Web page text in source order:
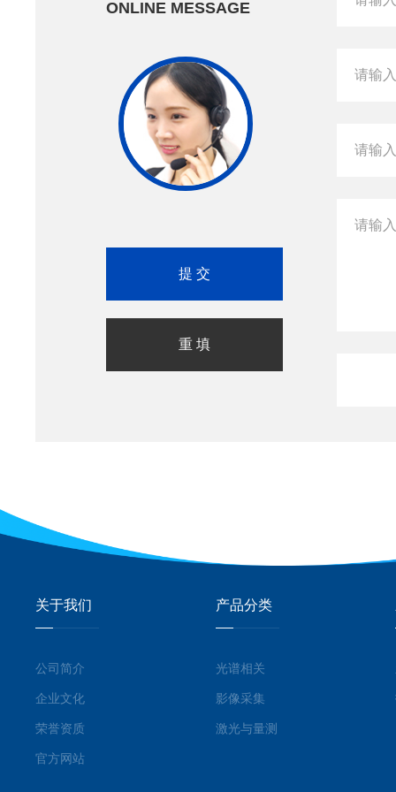
ONLINE MESSAGE
关于我们
公司简介
企业文化
荣誉资质
官方网站
产品分类
光谱相关
影像采集
激光与量测